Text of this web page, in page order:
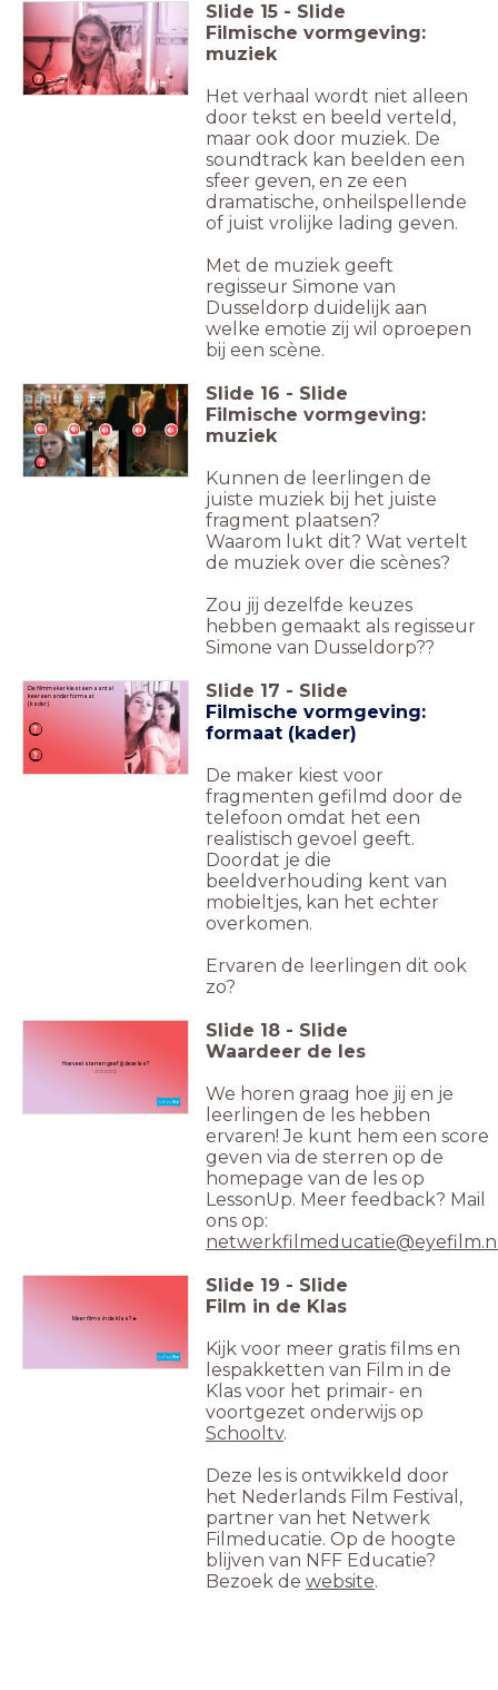
Slide 15 - Slide
Filmische vormgeving:
muziek
Het verhaal wordt niet alleen
door tekst en beeld verteld,
maar ook door muziek. De
soundtrack kan beelden een
sfeer geven, en ze een
dramatische, onheilspellende
of juist vrolijke lading geven.
Met de muziek geeft
regisseur Simone van
Dusseldorp duidelijk aan
welke emotie zij wil oproepen
bij een scène.
Slide 16 - Slide
Filmische vormgeving:
muziek
Kunnen de leerlingen de
juiste muziek bij het juiste
fragment plaatsen?
Waarom lukt dit? Wat vertelt
de muziek over die scènes?
Zou jij dezelfde keuzes
hebben gemaakt als regisseur
Simone van Dusseldorp??
De filmmaker kiest een aantal
keer een ander formaat
(kader).
Slide 17 - Slide
Filmische vormgeving:
formaat (kader)
De maker kiest voor
fragmenten gefilmd door de
telefoon omdat het een
realistisch gevoel geeft.
Doordat je die
beeldverhouding kent van
mobieltjes, kan het echter
overkomen.
Ervaren de leerlingen dit ook
zo?
Hoeveel sterren geef jij deze les?
☆☆☆☆☆
Slide 18 - Slide
Waardeer de les
We horen graag hoe jij en je
leerlingen de les hebben
ervaren! Je kunt hem een score
geven via de sterren op de
homepage van de les op
LessonUp. Meer feedback? Mail
ons op:
Meer films in de klas? ►
Slide 19 - Slide
Film in de Klas
Kijk voor meer gratis films en
lespakketten van Film in de
Klas voor het primair- en
voortgezet onderwijs op
Schooltv.
Deze les is ontwikkeld door
het Nederlands Film Festival,
partner van het Netwerk
Filmeducatie. Op de hoogte
blijven van NFF Educatie?
Bezoek de website.